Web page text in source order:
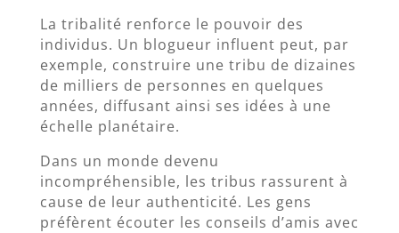
La tribalité renforce le pouvoir des
individus. Un blogueur influent peut, par
exemple, construire une tribu de dizaines
de milliers de personnes en quelques
années, diffusant ainsi ses idées à une
échelle planétaire.
Dans un monde devenu
incompréhensible, les tribus rassurent à
cause de leur authenticité. Les gens
préfèrent écouter les conseils d’amis avec